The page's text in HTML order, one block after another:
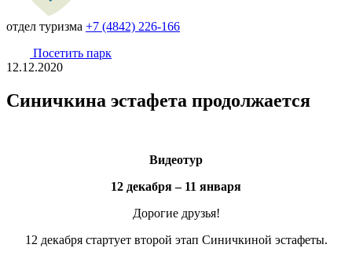
отдел туризма +7 (4842) 226-166
Посетить парк
12.12.2020
Синичкина эстафета продолжается
Видеотур
12 декабря – 11 января
Дорогие друзья!
12 декабря стартует второй этап Синичкиной эстафеты.